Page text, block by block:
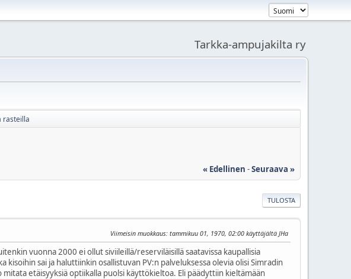
Tarkka-ampujakilta ry
rasteilla
« Edellinen -Seuraava »
TULOSTA
Viimeisin muokkaus: tammikuu 01, 1970, 02:00 käyttäjältä JHa
vuonna 2000 ei ollut siviileillä/reserviläisillä saatavissa kaupallisia
sai ja haluttiinkin osallistuvan PV:n palveluksessa olevia olisi Simradin
etäisyyksiä optiikalla puolsi käyttökieltoa. Eli päädyttiin kieltämään